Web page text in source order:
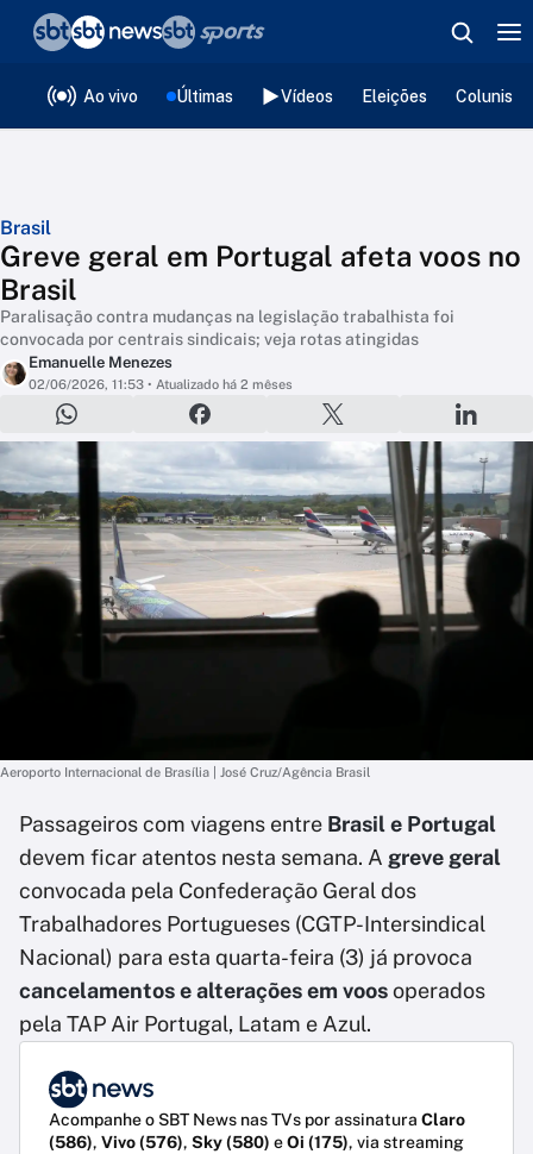
Ao vivo Últimas Vídeos Eleições
Brasil
Greve geral em Portugal afeta voos no
Brasil
Paralisação contra mudanças na legislação trabalhista foi
convocada por centrais sindicais; veja rotas atingidas
Emanuelle Menezes
02/06/2026, 11:53 • Atualizado há 2 mêses
Aeroporto Internacional de Brasília | José Cruz/Agência Brasil
Passageiros com viagens entre Brasil e Portugal
devem ficar atentos nesta semana. A greve geral
convocada pela Confederação Geral dos
Trabalhadores Portugueses (CGTP-Intersindical
Nacional) para esta quarta-feira (3) já provoca
cancelamentos e alterações em voosoperados
pela TAP Air Portugal, Latam e Azul.
Acompanhe o SBT News nas TVs por assinatura Claro
(586), Vivo (576), Sky (580) eOi (175), via streaming
❮voltar
Editorias